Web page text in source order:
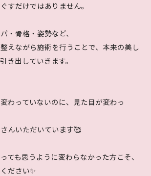
すだけではありません。
・骨格・姿勢など、
えながら施術を行うことで、本来の美し
き出していきます。
わっていないのに、見た目が変わっ
んいただいています🥰
ても思うように変わらなかった方こそ、
ださい✨